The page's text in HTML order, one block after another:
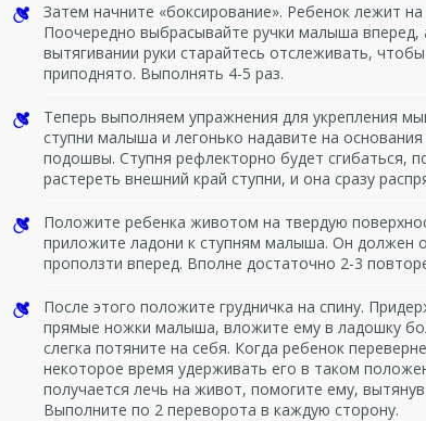
Затем начните «боксирование». Ребенок лежит
Поочередно выбрасывайте ручки малыша вперед,
вытягивании руки старайтесь отслеживать,
приподнято. Выполнять 4-5 раз.
Теперь выполняем упражнения для укрепления
ступни малыша и легонько надавите на
подошвы. Ступня рефлекторно будет сгибаться,
растереть внешний край ступни, и она сразу
Положите ребенка животом на твердую
приложите ладони к ступням малыша. Он должен
проползти вперед. Вполне достаточно 2-3
После этого положите грудничка на спину.
прямые ножки малыша, вложите ему в ладошку
слегка потяните на себя. Когда ребенок
некоторое время удерживать его в таком
получается лечь на живот, помогите ему,
Выполните по 2 переворота в каждую сторону.